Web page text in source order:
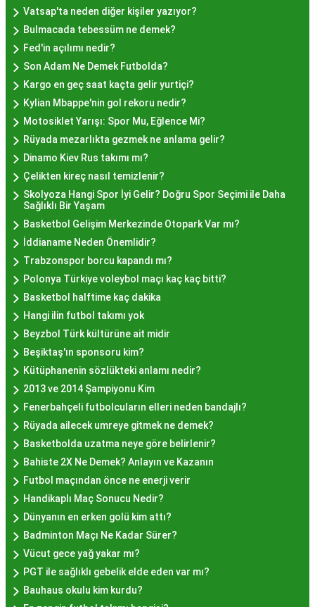
İstanbul genelinde birçok yerel işletme ve
tatları sevenler için Sultanahmet, Eminönü, ve
Eyüp gibi tarihi semtlerdeki lokantalarda Hayır
Lokması deneyimi daha da özel olabilir. Ayrıca,
Beyoğlu, Kadıköy, ve Beşiktaş gibi modern
semtlerde de bu lezzeti bulabilirsiniz.
Hayır Lokması Fiyatları
İstanbul'da Nasıl?
Hayır lokması fiyatları İstanbulgenelinde
mekanlara ve sunulan hizmete göre değişiklik
gösterir. Genellikle porsiyon bazında satılan hayır
lokmalarının fiyatları uygun olup, lezzetin
kalitesiyle uyumlu bir deneyim sunar. İstanbul'da
farklı mekanlarda çeşitli fiyat seçeneklerini
değerlendirerek, bütçenize uygun bir hayır lokması
bulabilirsiniz.
Hayır Lokması İstanbul
Deneyiminde Nelere Dikkat
Edilmeli?
İstanbul'da hayır lokması deneyimini daha özel
kılmak için birkaç öneri:
Geleneksel Mekanları Tercih Edin:
semtlerdeki geleneksel pastanelerde hayır
lokması deneyimi daha otantik olabilir.
Yerel Tavsiyelere Kulak Verin:
yaşayanların önerilerini değerlendirerek en iyi
hayır lokması mekanlarını keşfedin.
Vatsap'ta neden diğer kişiler yazıyor?
Bulmacada tebessüm ne demek?
Fed'in açılımı nedir?
Son Adam Ne Demek Futbolda?
Kargo en geç saat kaçta gelir yurtiçi?
Kylian Mbappe'nin gol rekoru nedir?
Motosiklet Yarışı: Spor Mu, Eğlence Mi?
Rüyada mezarlıkta gezmek ne anlama gelir?
Dinamo Kiev Rus takımı mı?
Çelikten kireç nasıl temizlenir?
Skolyoza Hangi Spor İyi Gelir? Doğru Spor Seçimi ile Daha
Sağlıklı Bir Yaşam
Basketbol Gelişim Merkezinde Otopark Var mı?
İddianame Neden Önemlidir?
Trabzonspor borcu kapandı mı?
Polonya Türkiye voleybol maçı kaç kaç bitti?
Basketbol halftime kaç dakika
Hangi ilin futbol takımı yok
Beyzbol Türk kültürüne ait midir
Beşiktaş'ın sponsoru kim?
Kütüphanenin sözlükteki anlamı nedir?
2013 ve 2014 Şampiyonu Kim
Fenerbahçeli futbolcuların elleri neden bandajlı?
Rüyada ailecek umreye gitmek ne demek?
Basketbolda uzatma neye göre belirlenir?
Bahiste 2X Ne Demek? Anlayın ve Kazanın
Futbol maçından önce ne enerji verir
Handikaplı Maç Sonucu Nedir?
Dünyanın en erken golü kim attı?
Badminton Maçı Ne Kadar Sürer?
Vücut gece yağ yakar mı?
PGT ile sağlıklı gebelik elde eden var mı?
Bauhaus okulu kim kurdu?